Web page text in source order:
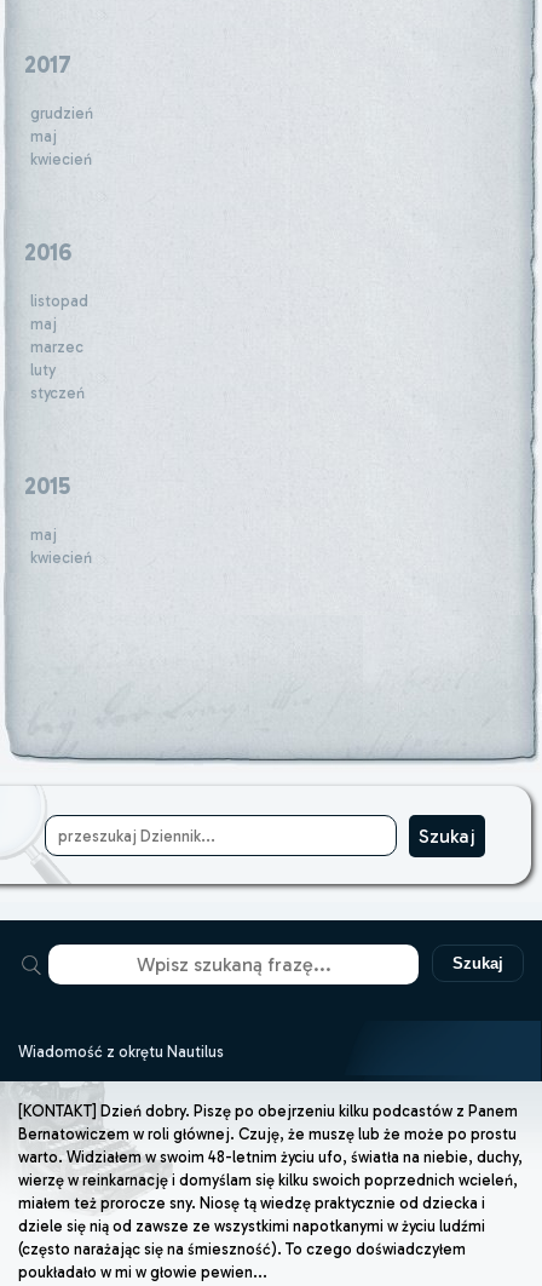
2017
grudzień
maj
kwiecień
2016
listopad
maj
marzec
luty
styczeń
2015
maj
kwiecień
Szukaj
Wiadomość z okrętu Nautilus
[KONTAKT] Dzień dobry. Piszę po obejrzeniu kilku podcastów z Panem
Bernatowiczem w roli głównej. Czuję, że muszę lub że może po prostu
warto. Widziałem w swoim 48-letnim życiu ufo, światła na niebie, duchy,
wierzę w reinkarnację i domyślam się kilku swoich poprzednich wcieleń,
miałem też prorocze sny. Niosę tą wiedzę praktycznie od dziecka i
dziele się nią od zawsze ze wszystkimi napotkanymi w życiu ludźmi
(często narażając się na śmieszność). To czego doświadczyłem
poukładało w mi w głowie pewien...